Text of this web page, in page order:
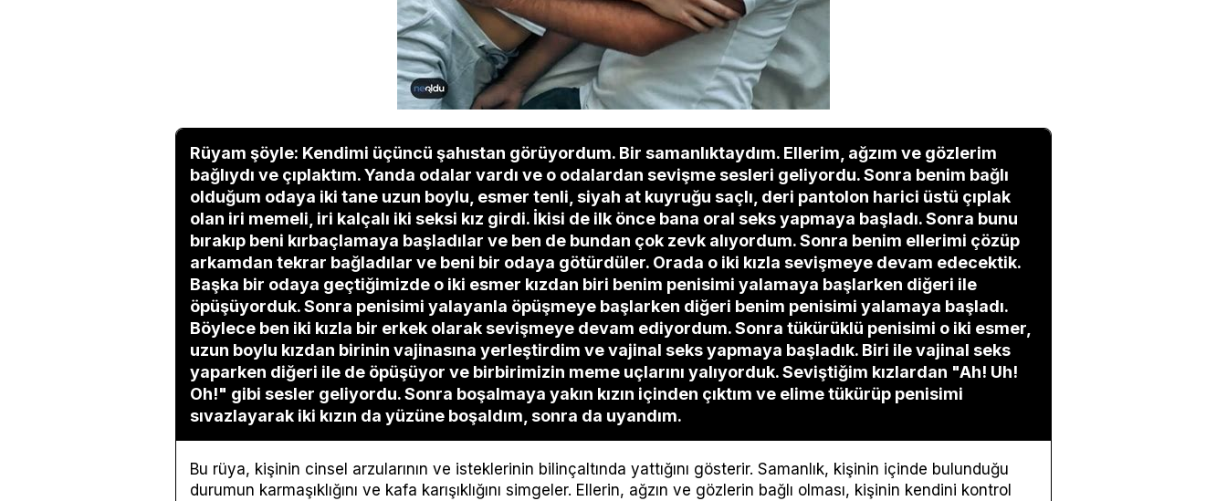
Rüyam şöyle: Kendimi üçüncü şahıstan görüyordum. Bir samanlıktaydım. Ellerim, ağzım ve gözlerim
bağlıydı ve çıplaktım. Yanda odalar vardı ve o odalardan sevişme sesleri geliyordu. Sonra benim bağlı
olduğum odaya iki tane uzun boylu, esmer tenli, siyah at kuyruğu saçlı, deri pantolon harici üstü çıplak
olan iri memeli, iri kalçalı iki seksi kız girdi. İkisi de ilk önce bana oral seks yapmaya başladı. Sonra bunu
bırakıp beni kırbaçlamaya başladılar ve ben de bundan çok zevk alıyordum. Sonra benim ellerimi çözüp
arkamdan tekrar bağladılar ve beni bir odaya götürdüler. Orada o iki kızla sevişmeye devam edecektik.
Başka bir odaya geçtiğimizde o iki esmer kızdan biri benim penisimi yalamaya başlarken diğeri ile
öpüşüyorduk. Sonra penisimi yalayanla öpüşmeye başlarken diğeri benim penisimi yalamaya başladı.
Böylece ben iki kızla bir erkek olarak sevişmeye devam ediyordum. Sonra tükürüklü penisimi o iki esmer,
uzun boylu kızdan birinin vajinasına yerleştirdim ve vajinal seks yapmaya başladık. Biri ile vajinal seks
yaparken diğeri ile de öpüşüyor ve birbirimizin meme uçlarını yalıyorduk. Seviştiğim kızlardan "Ah! Uh!
Oh!" gibi sesler geliyordu. Sonra boşalmaya yakın kızın içinden çıktım ve elime tükürüp penisimi
sıvazlayarak iki kızın da yüzüne boşaldım, sonra da uyandım.
Bu rüya, kişinin cinsel arzularının ve isteklerinin bilinçaltında yattığını gösterir. Samanlık, kişinin içinde bulunduğu
durumun karmaşıklığını ve kafa karışıklığını simgeler. Ellerin, ağzın ve gözlerin bağlı olması, kişinin kendini kontrol